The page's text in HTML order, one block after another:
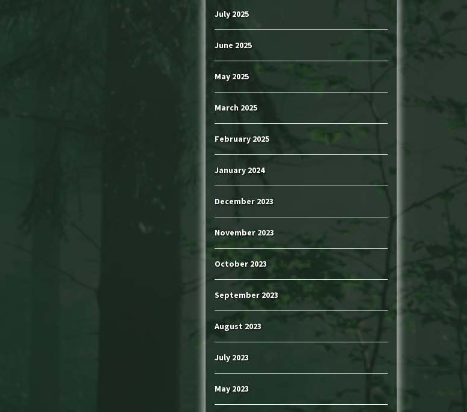
July 2025
June 2025
May 2025
March 2025
February 2025
January 2024
December 2023
November 2023
October 2023
September 2023
August 2023
July 2023
May 2023